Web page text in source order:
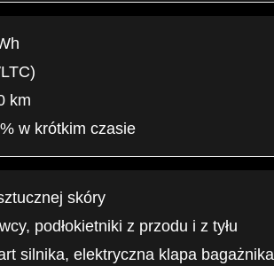
km
w krótkim czasie
skóry
podłokietniki z przodu i z tyłu
silnika, elektryczna klapa bagażnika